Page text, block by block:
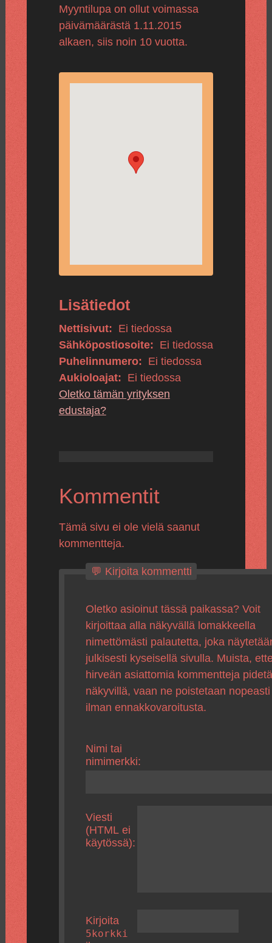
Myyntilupa on ollut voimassa
päivämäärästä 1.11.2015
alkaen, siis noin 10 vuotta.
Lisätiedot
Nettisivut: Ei tiedossa
Sähköpostiosoite: Ei tiedossa
Puhelinnumero: Ei tiedossa
Aukioloajat: Ei tiedossa
Oletko tämän yrityksen
edustaja?
Kommentit
Tämä sivu ei ole vielä saanut
kommentteja.
💬 Kirjoita kommentti
Oletko asioinut tässä paikassa? Voit
kirjoittaa alla näkyvällä lomakkeella
nimettömästi palautetta, joka
julkisesti kyseisellä sivulla. Muista,
hirveän asiattomia kommentteja pidetä
näkyvillä, vaan ne poistetaan
ilman ennakkovaroitusta.
Nimi tai
nimimerkki:
Viesti
(HTML ei
käytössä):
Kirjoita
5korkki